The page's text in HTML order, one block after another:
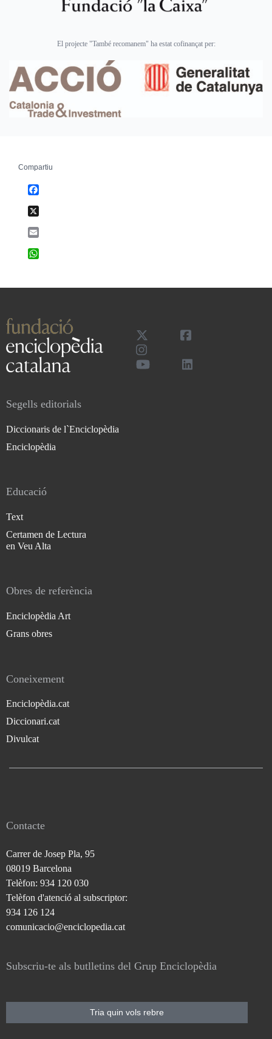
El projecte "També recomanem" ha estat cofinançat per:
Compartiu
Segells editorials
Diccionaris de l`Enciclopèdia
Enciclopèdia
Educació
Text
Certamen de Lectura
en Veu Alta
Obres de referència
Enciclopèdia Art
Grans obres
Coneixement
Enciclopèdia.cat
Diccionari.cat
Divulcat
Contacte
Carrer de Josep Pla, 95
08019 Barcelona
Telèfon: 934 120 030
Telèfon d'atenció al subscriptor:
934 126 124
comunicacio@enciclopedia.cat
Subscriu-te als butlletins del Grup Enciclopèdia
Tria quin vols rebre